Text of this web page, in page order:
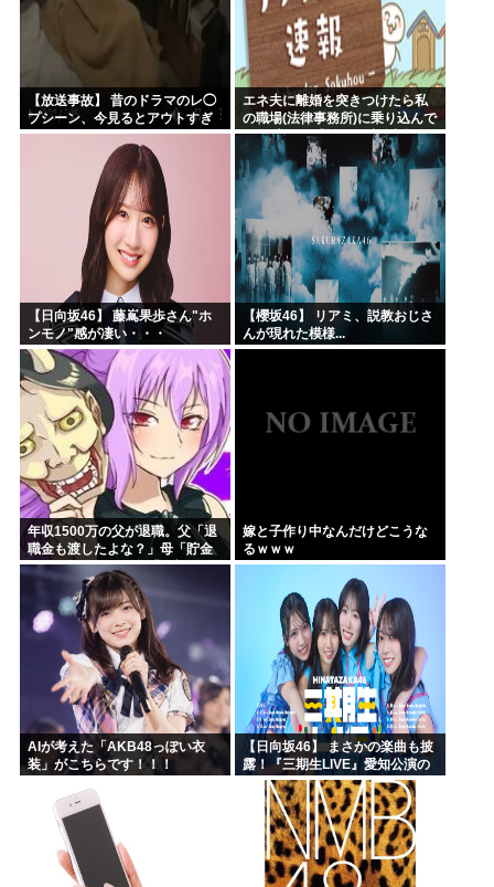
【放送事故】 昔のドラマのレ◯
プシーン、今見るとアウトすぎ
る・・・
エネ夫に離婚を突きつけたら私
の職場(法律事務所)に乗り込んで
きた 堂々と「離婚の法律相談で
す。母の薦めでこちらに参りま
した」と言っているが、...
【日向坂46】 藤嶌果歩さん"ホ
ンモノ"感が凄い・・・
【櫻坂46】 リアミ、説教おじさ
んが現れた模様...
年収1500万の父が退職。父「退
職金も渡したよな？」母「貯金
なんてないよー」父「全部なく
なったの！？」→予想外の返事
に家族騒然となり…
嫁と子作り中なんだけどこうな
るｗｗｗ
AIが考えた「AKB48っぽい衣
装」がこちらです！！！
【日向坂46】 まさかの楽曲も披
露！『三期生LIVE』愛知公演の
レポがこちら